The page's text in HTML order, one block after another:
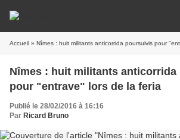
Accueil » Nîmes : huit militants anticorrida poursuivis pour
Nîmes : huit militants
pour "entrave" lors de la feria
Publié le 28/02/2016 à 16:16
Par Ricard Bruno